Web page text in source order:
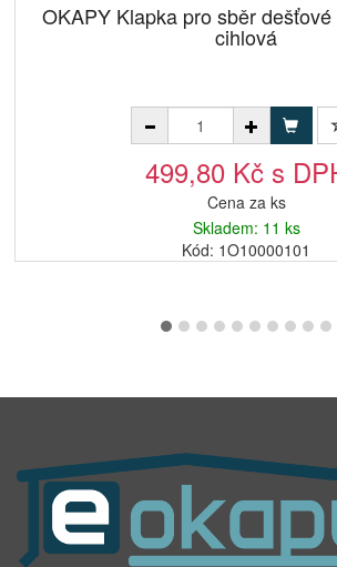
OKAPY Klapka pro sběr
cihlová
499,80 Kč s
Cena za ks
Skladem: 11 ks
Kód: 1O10000101